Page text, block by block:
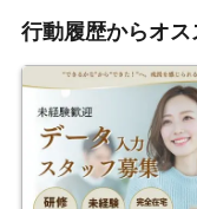
行動履歴からオス